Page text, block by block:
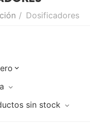
/ Dosificadores
sin stock